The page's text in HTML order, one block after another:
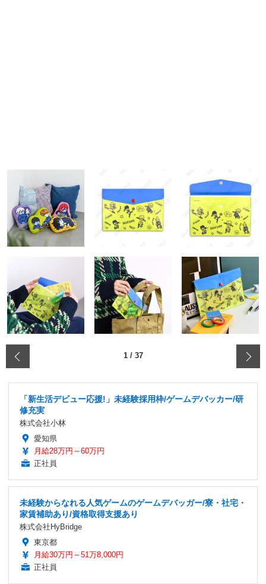
1/ 37
「新生活デビュー応援!」未経験採用枠/ゲームデバッカー/研
修充実
株式会社小林
愛知県
月給28万円～60万円
正社員
未経験からなれる人気ゲームのゲームデバッガー/寮・社宅・
家賃補助あり/資格取得支援あり
株式会社HyBridge
東京都
月給30万円～51万8,000円
正社員